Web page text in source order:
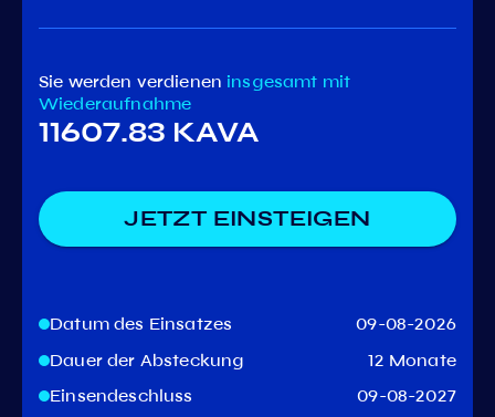
Sie werden verdienen insgesamt mit
Wiederaufnahme
11607.83 KAVA
JETZT EINSTEIGEN
Datum des Einsatzes
09-08-2026
Dauer der Absteckung
12 Monate
Einsendeschluss
09-08-2027